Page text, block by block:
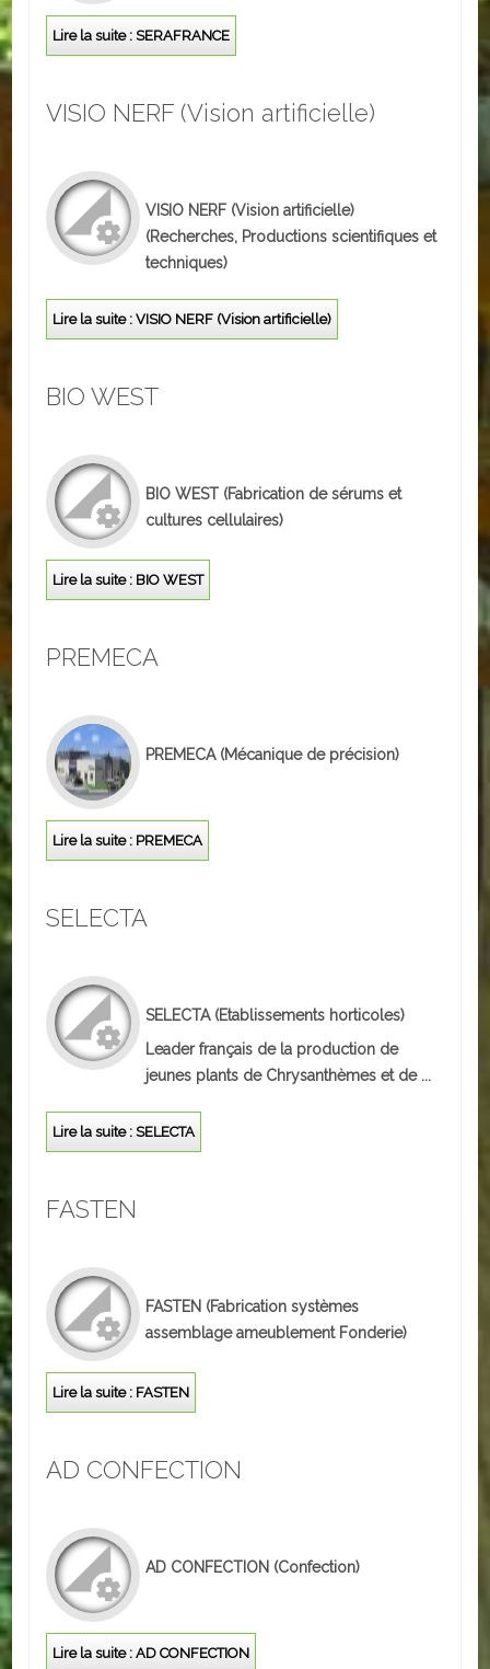
Autres
L'agriculture
Capitale du chrysanthème
Nos entreprises
Industries
Transports
Garages
Loisirs
Services
CONTACT
Informations générales
Actualités
Lire la suite : SERAFRANCE
VISIO NERF (Vision artificielle)
VISIO NERF (Vision artificielle)
(Recherches, Productions scientifiques et
techniques)
Lire la suite : VISIO NERF (Vision artificielle)
BIO WEST
BIO WEST (Fabrication de sérums et
cultures cellulaires)
Lire la suite : BIO WEST
PREMECA
PREMECA(Mécanique de précision)
Lire la suite : PREMECA
SELECTA
SELECTA(Etablissements horticoles)
Leader français de la production de
jeunes plants de Chrysanthèmes et de ...
Lire la suite : SELECTA
FASTEN
FASTEN (Fabrication systèmes
assemblage ameublement Fonderie)
Lire la suite : FASTEN
AD CONFECTION
AD CONFECTION (Confection)
Lire la suite : AD CONFECTION